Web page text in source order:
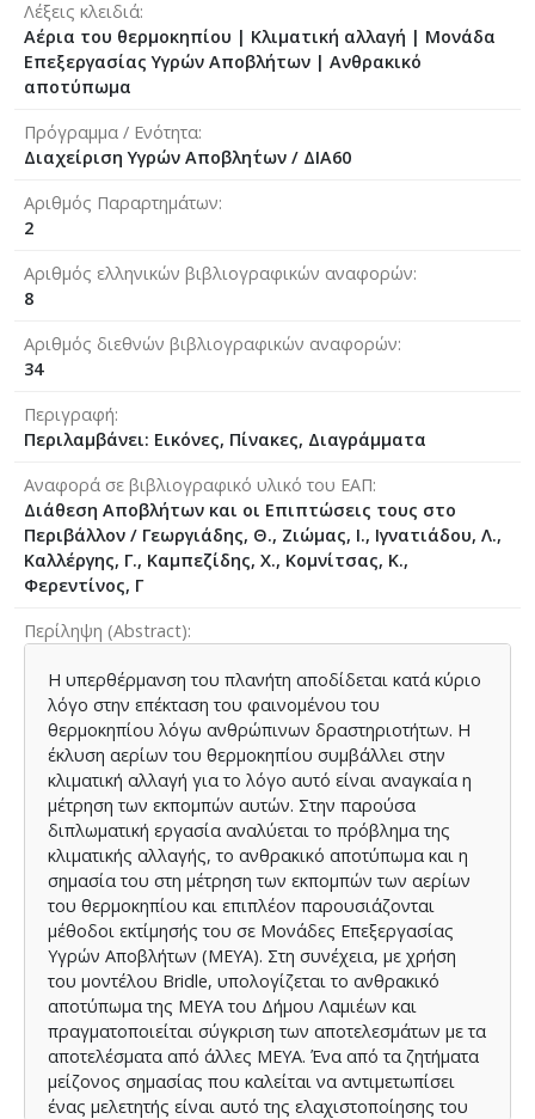
Λέξεις κλειδιά
Αέρια του θερμοκηπίου | Κλιματική αλλαγή | Μονάδα
Επεξεργασίας Υγρών Αποβλήτων | Ανθρακικό
αποτύπωμα
Πρόγραμμα / Ενότητα
Διαχείριση Υγρών Αποβλη΄των / ΔΙΑ60
Αριθμός Παραρτημάτων
2
Αριθμός ελληνικών βιβλιογραφικών αναφορών
8
Αριθμός διεθνών βιβλιογραφικών αναφορών
34
Περιγραφή
Περιλαμβάνει: Εικόνες, Πίνακες, Διαγράμματα
Αναφορά σε βιβλιογραφικό υλικό του ΕΑΠ
Διάθεση Αποβλήτων και οι Επιπτώσεις τους στο
Περιβάλλον / Γεωργιάδης, Θ., Ζιώμας, Ι., Ιγνατιάδου, Λ.,
Καλλέργης, Γ., Καμπεζίδης, Χ., Κομνίτσας, Κ.,
Φερεντίνος, Γ
Περίληψη (Abstract)
Η υπερθέρμανση του πλανήτη αποδίδεται κατά κύριο
λόγο στην επέκταση του φαινομένου του
θερμοκηπίου λόγω ανθρώπινων δραστηριοτήτων. Η
έκλυση αερίων του θερμοκηπίου συμβάλλει στην
κλιματική αλλαγή για το λόγο αυτό είναι αναγκαία η
μέτρηση των εκπομπών αυτών. Στην παρούσα
διπλωματική εργασία αναλύεται το πρόβλημα της
κλιματικής αλλαγής, το ανθρακικό αποτύπωμα και η
σημασία του στη μέτρηση των εκπομπών των αερίων
του θερμοκηπίου και επιπλέον παρουσιάζονται
μέθοδοι εκτίμησής του σε Μονάδες Επεξεργασίας
Υγρών Αποβλήτων (ΜΕΥΑ). Στη συνέχεια, με χρήση
του μοντέλου Bridle, υπολογίζεται το ανθρακικό
αποτύπωμα της ΜΕΥΑ του Δήμου Λαμιέων και
πραγματοποιείται σύγκριση των αποτελεσμάτων με τα
αποτελέσματα από άλλες ΜΕΥΑ. Ένα από τα ζητήματα
μείζονος σημασίας που καλείται να αντιμετωπίσει
ένας μελετητής είναι αυτό της ελαχιστοποίησης του